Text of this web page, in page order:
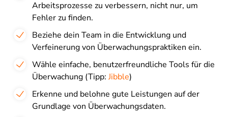
Arbeitsprozesse zu verbessern, nicht nur, um
Fehler zu finden.
Beziehe dein Team in die Entwicklung und
Verfeinerung von Überwachungspraktiken ein.
Wähle einfache, benutzerfreundliche Tools für die
Überwachung (Tipp:Jibble)
Erkenne und belohne gute Leistungen auf der
Grundlage von Überwachungsdaten.